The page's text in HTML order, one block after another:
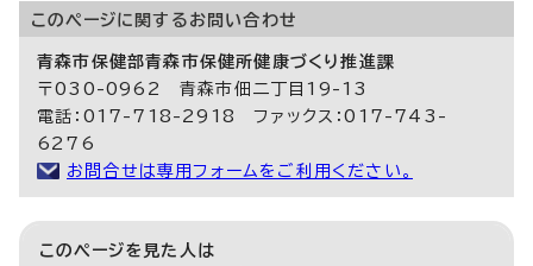
このページに関する お問い合わせ
青森市保健部青森市保健所健康づくり推進課
〒030-0962 青森市佃二丁目19-13
電話：017-718-2918 ファックス：017-743-
6276
お問合せは専用フォームをご利用ください。
このページを見た人は